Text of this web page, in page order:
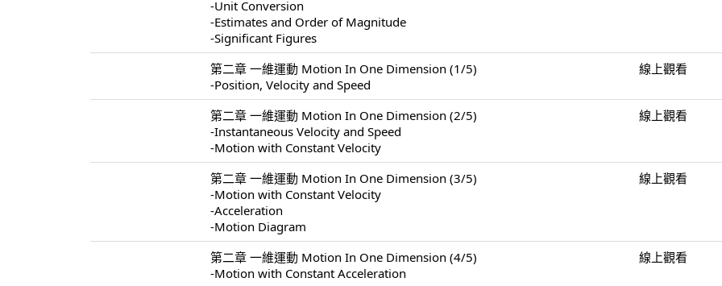
-Unit Conversion
-Estimates and Order of Magnitude
-Significant Figures
第二章 一維運動 Motion In One Dimension (1/5)
-Position, Velocity and Speed
線上觀看
第二章 一維運動 Motion In One Dimension (2/5)
-Instantaneous Velocity and Speed
-Motion with Constant Velocity
線上觀看
第二章 一維運動 Motion In One Dimension (3/5)
-Motion with Constant Velocity
-Acceleration
-Motion Diagram
線上觀看
第二章 一維運動 Motion In One Dimension (4/5)
-Motion with Constant Acceleration
線上觀看